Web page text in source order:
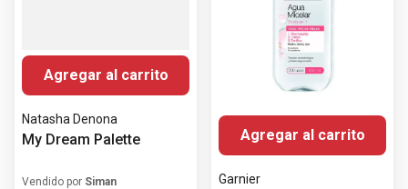
Agregar al carrito
Natasha Denona
My Dream Palette
Vendido por Siman
Agregar al carrito
Garnier